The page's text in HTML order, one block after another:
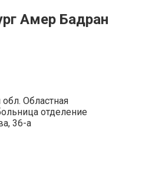
Амер Бадран
Областная
отделение
36-а